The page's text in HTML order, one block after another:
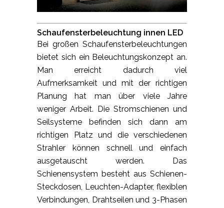
Schaufensterbeleuchtung innen LED
Bei großen Schaufensterbeleuchtungen
bietet sich ein Beleuchtungskonzept an.
Man erreicht dadurch viel
Aufmerksamkeit und mit der richtigen
Planung hat man über viele Jahre
weniger Arbeit. Die Stromschienen und
Seilsysteme befinden sich dann am
richtigen Platz und die verschiedenen
Strahler können schnell und einfach
ausgetauscht werden. Das
Schienensystem besteht aus Schienen-
Steckdosen, Leuchten-Adapter, flexiblen
Verbindungen, Drahtseilen und 3-Phasen